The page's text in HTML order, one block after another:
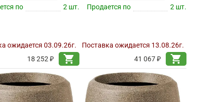
по
2 шт.
ожидается 03.09.26г.
18 252 ₽
shopping_cart
Продается по
2 шт.
Поставка ожидается 13.08.26г.
41 067 ₽
shopping_cart